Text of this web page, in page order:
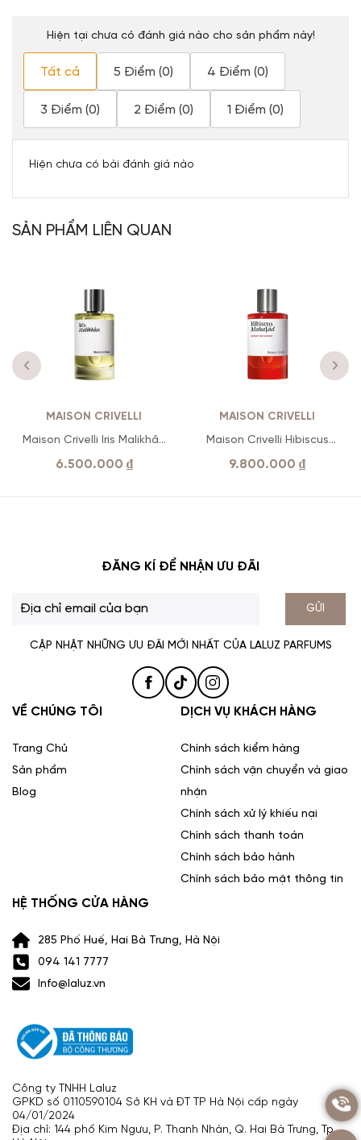
Hiện tại chưa có đánh giá nào cho sản phẩm này!
Tất cả 5 Điểm (0) 4 Điểm (0)
3 Điểm (0) 2 Điểm (0) 1 Điểm (0)
Hiện chưa có bài đánh giá nào
SẢN PHẨM LIÊN QUAN
MAISON CRIVELLI
Maison Crivelli Iris Malikhân
EDP
6.500.000 ₫
MAISON CRIVELLI
Maison Crivelli Hibiscus
Mahajád Extrait De Parfum
9.800.000 ₫
ĐĂNG KÍ ĐỂ NHẬN ƯU ĐÃI
GỬI
CẬP NHẬT NHỮNG ƯU ĐÃI MỚI NHẤT CỦA LALUZ PARFUMS
VỀ CHÚNG TÔI
Trang Chủ
Sản phẩm
Blog
DỊCH VỤ KHÁCH HÀNG
Chính sách kiểm hàng
Chính sách vận chuyển và giao
nhận
Chính sách xử lý khiếu nại
Chính sách thanh toán
Chính sách bảo hành
Chính sách bảo mật thông tin
HỆ THỐNG CỬA HÀNG
285 Phố Huế, Hai Bà Trưng, Hà Nội
094 141 7777
Info@laluz.vn
Công ty TNHH Laluz
GPKD số 0110590104 Sở KH và ĐT TP Hà Nội cấp ngày
04/01/2024
Địa chỉ: 144 phố Kim Ngưu, P. Thanh Nhàn, Q. Hai Bà Trưng, Tp.